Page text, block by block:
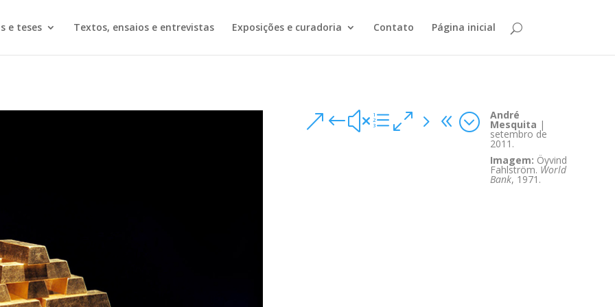
e teses Textos, ensaios e entrevistas Exposições e curadoria Contato Página inicial
&#xe058; André
Mesquita |
setembro de
2011.
Imagem: Öyvind
Fahlström. World
Bank, 1971.